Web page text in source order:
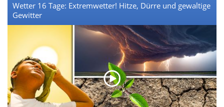
Wetter 16 Tage: Extremwetter! Hitze, Dürre und gewaltige
Gewitter